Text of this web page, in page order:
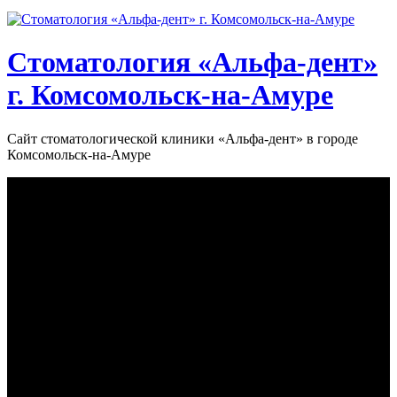
Стоматология «‎Альфа-дент»‎
г. Комсомольск-на-Амуре
Сайт стоматологической клиники «‎Альфа-дент» в городе
Комсомольск-на-Амуре